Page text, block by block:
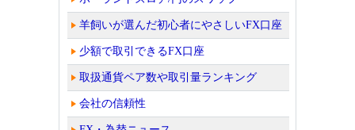
羊飼いが選んだ初心者にやさしいFX口座
少額で取引できるFX口座
取扱通貨ペア数や取引量ランキング
会社の信頼性